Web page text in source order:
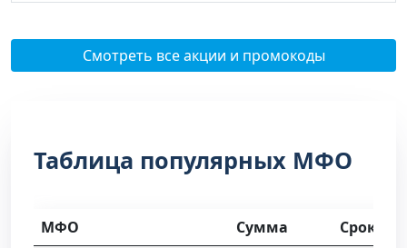
Смотреть все акции и промокоды
Таблица популярных МФО
МФО Сумма Срок